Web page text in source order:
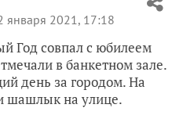
января 2021, 17:18
Год совпал с юбилеем
в банкетном зале.
день за городом. На
шашлык на улице.